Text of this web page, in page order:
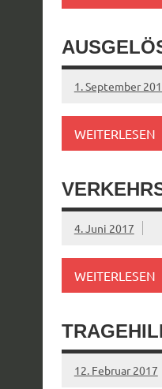
1. September
WEITERLESEN
4. Juni 2017
WEITERLESEN
12. Februar 2017